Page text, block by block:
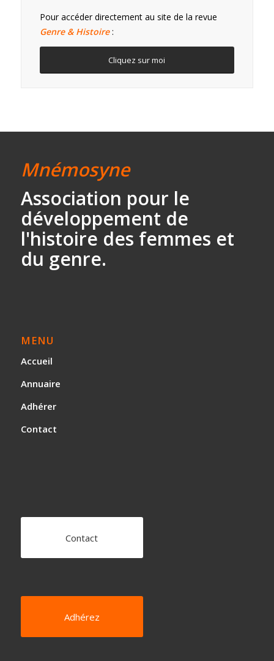
Pour accéder directement au site de la revue
Genre & Histoire:
Cliquez sur moi
Mnémosyne
Association pour le
développement de
l'histoire des femmes et
du genre.
MENU
Accueil
Annuaire
Adhérer
Contact
Contact
Adhérez